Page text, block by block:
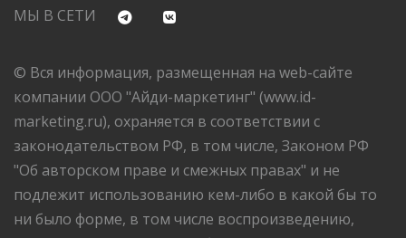
МЫ В СЕТИ
© Вся информация, размещенная на web-сайте
компании ООО "Айди-маркетинг" (www.id-
marketing.ru), охраняется в соответствии с
законодательством РФ, в том числе, Законом РФ
"Об авторском праве и смежных правах" и не
подлежит использованию кем-либо в какой бы то
ни было форме, в том числе воспроизведению,